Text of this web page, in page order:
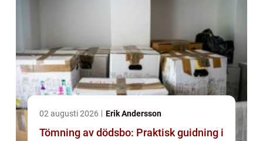
02 augusti 2026 Erik Andersson
Tömning av dödsbo: Praktisk guidning i